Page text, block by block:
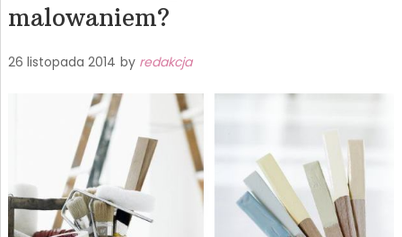
malowaniem?
26 listopada 2014 by redakcja